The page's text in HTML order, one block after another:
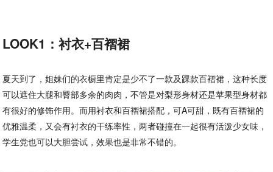
LOOK1：衬衣+百褶裙
夏天到了，姐妹们的衣橱里肯定是少不了一款及踝款百褶裙，这种长度
可以遮住大腿和臀部多余的肉肉，不管是对梨形身材还是苹果型身材都
有很好的修饰作用。而用衬衣和百褶裙搭配，可A可甜，既有百褶裙的
优雅温柔，又会有衬衣的干练率性，两者碰撞在一起很有活泼少女味，
学生党也可以大胆尝试，效果也是非常不错的。